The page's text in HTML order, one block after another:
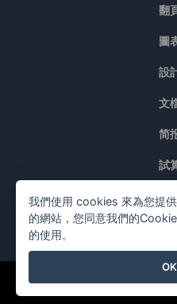
翻
圖
設
文
简
試
價
©2026 by Visual
我們使用 cookies 來為您提
的網站，您同意我們的
的使用。
OK